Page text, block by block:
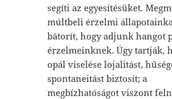
segíti az egyesítésüket.
múltbeli érzelmi
bátorít, hogy adjunk hangot
érzelmeinknek. Úgy tartják,
opál viselése lojalitást,
spontaneitást biztosít; a
megbízhatóságot viszont